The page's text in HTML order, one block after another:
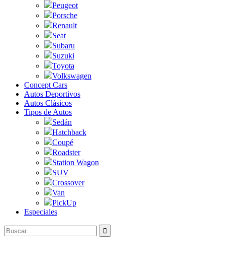
Peugeot
Porsche
Renault
Seat
Subaru
Suzuki
Toyota
Volkswagen
Concept Cars
Autos Deportivos
Autos Clásicos
Tipos de Autos
Sedán
Hatchback
Coupé
Roadster
Station Wagon
SUV
Crossover
Van
PickUp
Especiales